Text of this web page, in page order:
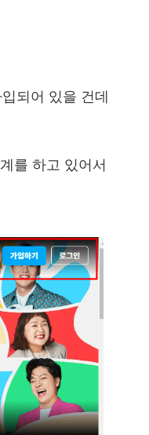
되어 있을 건데
를 하고 있어서